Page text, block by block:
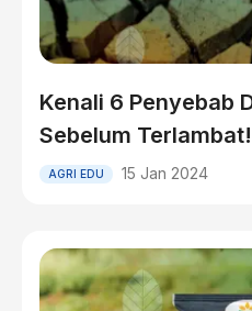
Kenali 6 Penyebab
Sebelum Terlambat!
AGRI EDU 15 Jan 2024